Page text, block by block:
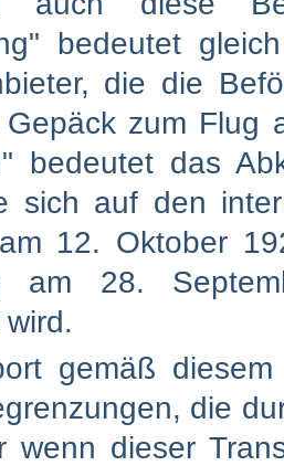
bedeutet
die die
zum Flug
bedeutet das
sich auf den
12. Oktober
am 28.
gemäß
die
wenn dieser